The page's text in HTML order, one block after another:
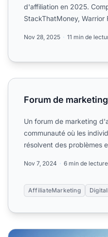
d'affiliation en 2025.
StackThatMoney, Warrior
Nov 28, 2025 11 min de
Forum de marketing
Forum de
Un forum de marketing
communauté où les
résolvent des problèmes
Nov 7, 2024 6 min de lecture
AffiliateMarketing
Communautés & Groupes